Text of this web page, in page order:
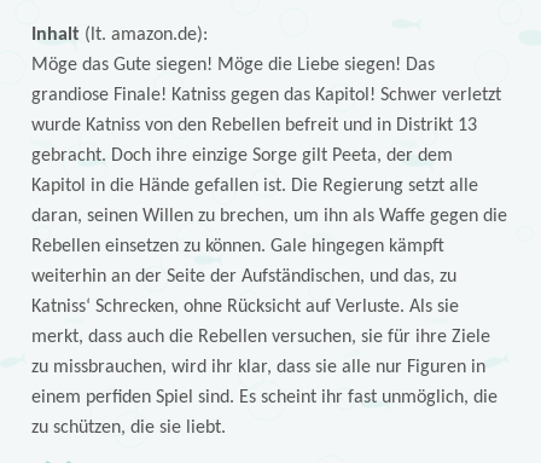
Inhalt (lt. amazon.de):
Möge das Gute siegen! Möge die Liebe siegen! Das
grandiose Finale! Katniss gegen das Kapitol! Schwer verletzt
wurde Katniss von den Rebellen befreit und in Distrikt 13
gebracht. Doch ihre einzige Sorge gilt Peeta, der dem
Kapitol in die Hände gefallen ist. Die Regierung setzt alle
daran, seinen Willen zu brechen, um ihn als Waffe gegen die
Rebellen einsetzen zu können. Gale hingegen kämpft
weiterhin an der Seite der Aufständischen, und das, zu
Katniss‘ Schrecken, ohne Rücksicht auf Verluste. Als sie
merkt, dass auch die Rebellen versuchen, sie für ihre Ziele
zu missbrauchen, wird ihr klar, dass sie alle nur Figuren in
einem perfiden Spiel sind. Es scheint ihr fast unmöglich, die
zu schützen, die sie liebt.